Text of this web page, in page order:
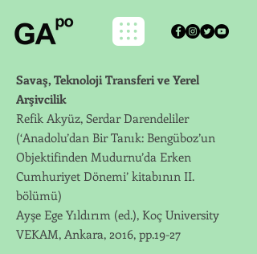
Savaş, Teknoloji Transferi ve Yerel
Arşivcilik
Refik Akyüz, Serdar Darendeliler
(‘Anadolu’dan Bir Tanık: Bengüboz’un
Objektifinden Mudurnu’da Erken
Cumhuriyet Dönemi’ kitabının II.
bölümü)
Ayşe Ege Yıldırım (ed.), Koç University
VEKAM, Ankara, 2016, pp.19-27